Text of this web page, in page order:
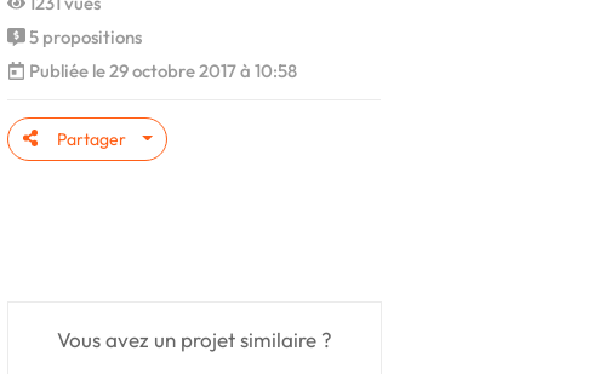
5 propositions
Publiée le 29 octobre 2017 à 10:58
Partager
Vous avez un projet similaire ?